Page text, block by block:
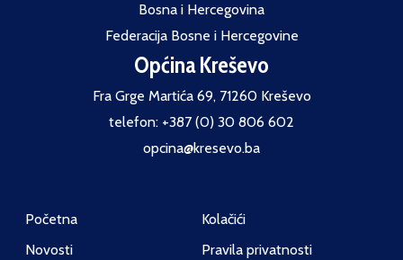
Bosna i Hercegovina
Federacija Bosne i Hercegovine
Općina Kreševo
Fra Grge Martića 69, 71260 Kreševo
telefon: +387 (0) 30 806 602
opcina@kresevo.ba
Početna
Novosti
Kolačići
Pravila privatnosti